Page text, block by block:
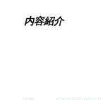
内容紹介